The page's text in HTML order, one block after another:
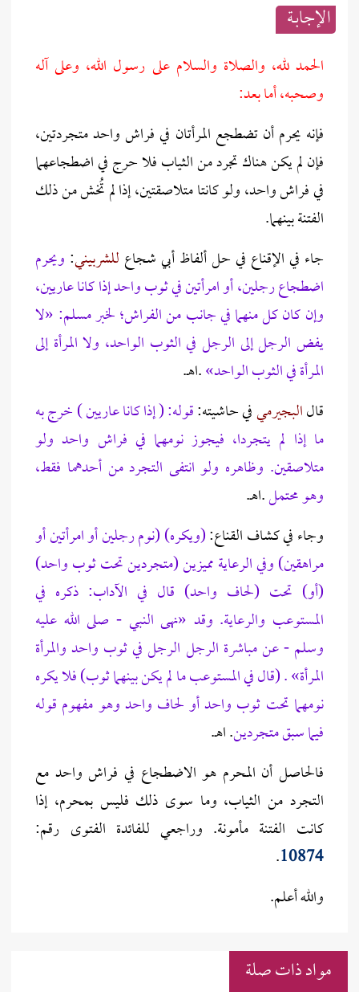
الإجابــة
الحمد لله، والصلاة والسلام على رسول الله، وعلى آله
وصحبه، أما بعد:
فإنه يحرم أن تضطجع المرأتان في فراش واحد متجردتين،
فإن لم يكن هناك تجرد من الثياب فلا حرج في اضطجاعهما
في فراش واحد، ولو كانتا متلاصقتين، إذا لم تُخش من ذلك
الفتنة بينهما.
جاء في الإقناع في حل ألفاظ أبي شجاع للشربيني: ويحرم
اضطجاع رجلين، أو امرأتين في ثوب واحد إذا كانا عاريين،
وإن كان كل منهما في جانب من الفراش؛ لخبر مسلم: «لا
يفض الرجل إلى الرجل في الثوب الواحد، ولا المرأة إلى
المرأة في الثوب الواحد».اهـ.
قالالبجيرميفي حاشيته:قوله: ( إذا كانا عاريين ) خرج به
ما إذا لم يتجردا، فيجوز نومهما في فراش واحد ولو
متلاصقين. وظاهره ولو انتفى التجرد من أحدهما فقط،
وهو محتمل.اهـ.
وجاء في كشاف القناع:(ويكره) (نوم رجلين أو امرأتين أو
مراهقين) وفي الرعاية مميزين (متجردين تحت ثوب واحد)
(أو) تحت (لحاف واحد) قال في الآداب: ذكره في
المستوعب والرعاية. وقد «نهى النبي - صلى الله عليه
وسلم - عن مباشرة الرجل الرجل في ثوب واحد والمرأة
المرأة» . (قال في المستوعب ما لم يكن بينهما ثوب) فلا يكره
نومهما تحت ثوب واحد أو لحاف واحد وهو مفهوم قوله
فيما سبق متجردين. اهـ.
فالحاصل أن المحرم هو الاضطجاع في فراش واحد مع
التجرد من الثياب، وما سوى ذلك فليس بمحرم، إذا
كانت الفتنة مأمونة. وراجعي للفائدة الفتوى رقم:
10874
.
والله أعلم.
مواد ذات صلة